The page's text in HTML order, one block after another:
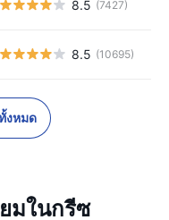
8.5 (7427)
8.5 (10695)
งหมด
มในกรีซ